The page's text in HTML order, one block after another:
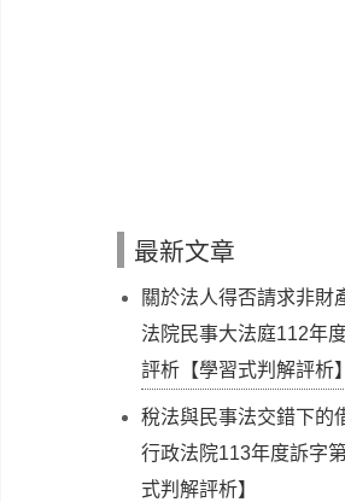
最新文章
關於法人得否請求非
法院民事大法庭112年
評析【學習式判解評析】
稅法與民事法交錯下的
行政法院113年度訴字
式判解評析】